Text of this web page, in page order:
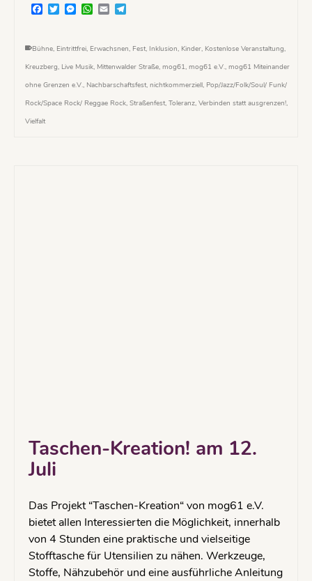
Facebook
TwitterMessenger
WhatsApp
Email
Bühne, Eintrittfrei, Erwachsnen, Fest, Inklusion, Kinder, Kostenlose Veranstaltung,
Kreuzberg, Live Musik, Mittenwalder Straße, mog61, mog61 e.V., mog61 Miteinander
ohne Grenzen e.V., Nachbarschaftsfest, nichtkommerziell, Pop/Jazz/Folk/Soul/ Funk/
Rock/Space Rock/ Reggae Rock, Straßenfest, Toleranz, Verbinden statt ausgrenzen!,
Vielfalt
Taschen-Kreation! am 12.
Juli
Das Projekt “Taschen-Kreation“ von mog61 e.V.
bietet allen Interessierten die Möglichkeit, innerhalb
von 4 Stunden eine praktische und vielseitige
Stofftasche für Utensilien zu nähen. Werkzeuge,
Stoffe, Nähzubehör und eine ausführliche Anleitung